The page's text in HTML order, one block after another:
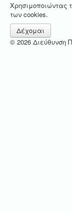
Χρησιμοποιώντας
των cookies.
Δέχομαι
© 2026 Διεύθυνση